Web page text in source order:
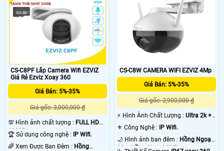
CS-C8PF Lắp Camera Wifi EZVIZ
Giá Rẻ Ezviz Xoay 360
Giá Bán: 5%-35%
Giá gốc: 3,000,000 ₫
💯 Hình ảnh chất lượng : FULL HD
1080P .
🏆 Sử dụng công nghệ :
IP Wifi.
🌈 Xem Được Ban Đêm : Hồng
CS-C8W CAMERA WIFI EZVIZ 4Mp
Giá Bán: 5%-35%
Giá gốc: 2,900,000 ₫
️⚡ Hình Ành Chất Lượng :Ultra 2k + .
⚜️ Công Nghệ :
IP Wifi.
🌙 Hình ảnh ban đêm : Hồng Ngoại
30m Hồng Ngoại SMD.